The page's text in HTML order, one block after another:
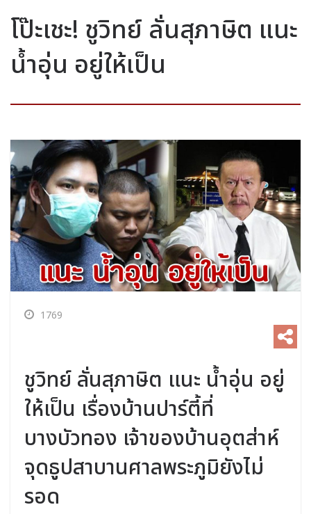
โป๊ะเชะ! ชูวิทย์ ลั่นสุภาษิต แนะ
น้ำอุ่น อยู่ให้เป็น
1769
ชูวิทย์ ลั่นสุภาษิต แนะ น้ำอุ่น อยู่
ให้เป็น เรื่องบ้านปาร์ตี้ที่
บางบัวทอง เจ้าของบ้านอุตส่าห์
จุดธูปสาบานศาลพระภูมิยังไม่
รอด